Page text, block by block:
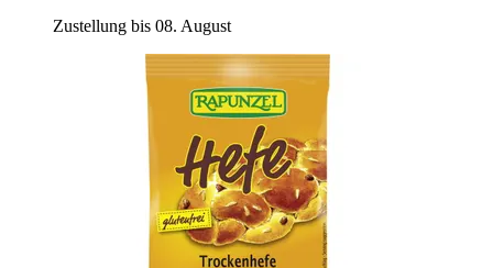
Zustellung bis 08. August